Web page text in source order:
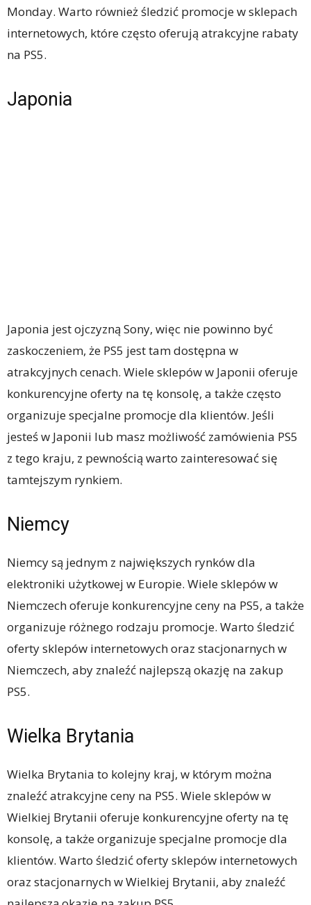
Monday. Warto również śledzić promocje w sklepach
internetowych, które często oferują atrakcyjne rabaty
na PS5.
Japonia
Japonia jest ojczyzną Sony, więc nie powinno być
zaskoczeniem, że PS5 jest tam dostępna w
atrakcyjnych cenach. Wiele sklepów w Japonii oferuje
konkurencyjne oferty na tę konsolę, a także często
organizuje specjalne promocje dla klientów. Jeśli
jesteś w Japonii lub masz możliwość zamówienia PS5
z tego kraju, z pewnością warto zainteresować się
tamtejszym rynkiem.
Niemcy
Niemcy są jednym z największych rynków dla
elektroniki użytkowej w Europie. Wiele sklepów w
Niemczech oferuje konkurencyjne ceny na PS5, a także
organizuje różnego rodzaju promocje. Warto śledzić
oferty sklepów internetowych oraz stacjonarnych w
Niemczech, aby znaleźć najlepszą okazję na zakup
PS5.
Wielka Brytania
Wielka Brytania to kolejny kraj, w którym można
znaleźć atrakcyjne ceny na PS5. Wiele sklepów w
Wielkiej Brytanii oferuje konkurencyjne oferty na tę
konsolę, a także organizuje specjalne promocje dla
klientów. Warto śledzić oferty sklepów internetowych
oraz stacjonarnych w Wielkiej Brytanii, aby znaleźć